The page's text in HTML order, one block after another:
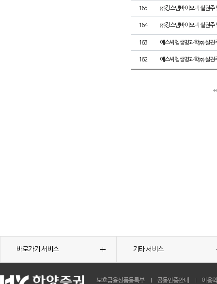
165 ㈜강스템바이오텍 실권주
164 ㈜강스템바이오텍 실권주
163 에스씨엠생명과학㈜ 실권
162 에스씨엠생명과학㈜ 실권
바로가기 서비스 기타 서비스
보호금융상품등록부 공동인증안내 이용